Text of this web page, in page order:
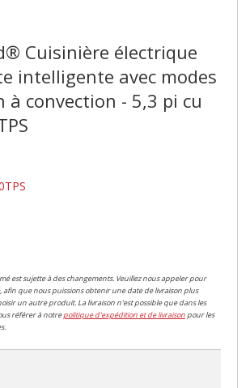
Cuisinière électrique
intelligente avec modes
à convection - 5,3 pi cu
est sujette à des changements. Veuillez nous appeler pour
afin que nous puissions obtenir une date de livraison plus
un autre produit. La livraison n'est possible que dans les
référer à notrepolitique d'expédition et de livraisonpour les